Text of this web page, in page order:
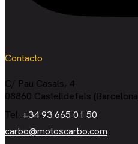
Contacto
C/ Pau Casals, 4
08860 Castelldefels
Tel: +34 93 665 01 50
carbo@motoscarbo.com